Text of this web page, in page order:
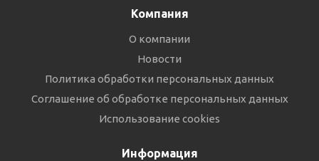
Компания
О компании
Новости
Политика обработки персональных данных
Соглашение об обработке персональных данных
Использование cookies
Информация